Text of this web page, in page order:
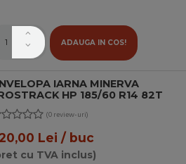
ADAUGA IN COS!
IARNA MINERVA
HP 185/60 R14 82T
(0 review-uri)
Lei / buc
cu TVA inclus)